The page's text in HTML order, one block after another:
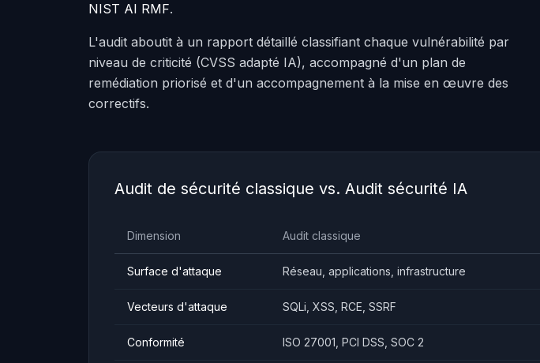
NIST AI RMF.
L'audit aboutit à un rapport détaillé classifiant chaque vulnérabilité par
niveau de criticité (CVSS adapté IA), accompagné d'un plan de
remédiation priorisé et d'un accompagnement à la mise en œuvre des
correctifs.
Audit de sécurité classique vs. Audit sécurité IA
Dimension Audit classique
Surface d'attaque Réseau, applications, infrastructure
Vecteurs d'attaque SQLi, XSS, RCE, SSRF
Conformité ISO 27001, PCI DSS, SOC 2